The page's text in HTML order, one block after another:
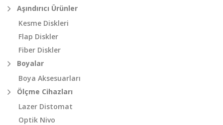
Aşındırıcı Ürünler
Kesme Diskleri
Flap Diskler
Fiber Diskler
Boyalar
Boya Aksesuarları
Ölçme Cihazları
Lazer Distomat
Optik Nivo